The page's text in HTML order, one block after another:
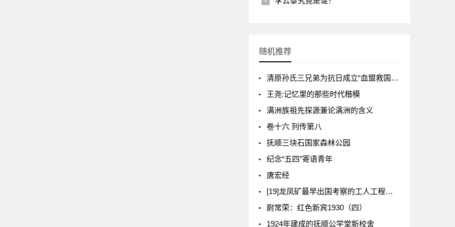
随机推荐
清原孙氏三兄弟为抗日成立“血盟救国军”
王尧:记忆里的那些时代楷模
满洲族祖先探源兼论满洲的含义
卷十六 列传第八
抚顺三块石国家森林公园
纪念“五四”寄语青年
唐宏经
[19]龙凤矿最早出国考察的工人工程师——金永清
尉常荣：红色新宾1930（四）
1924年建成的抚顺公学堂新校舍